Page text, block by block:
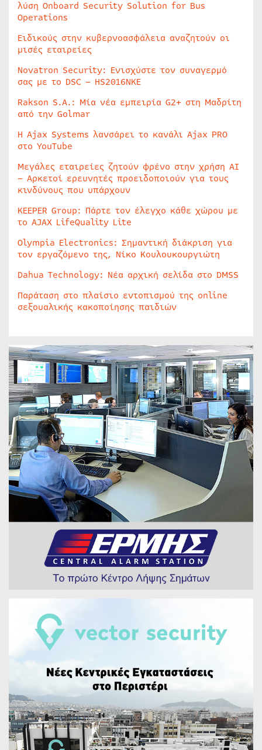
λύση Onboard Security Solution for Bus
Operations
Ειδικούς στην κυβερνοασφάλεια αναζητούν οι
μισές εταιρείες
Novatron Security: Ενισχύστε τον συναγερμό
σας με το DSC – HS2016NKE
Rakson S.A.: Μία νέα εμπειρία G2+ στη Μαδρίτη
από την Golmar
Η Ajax Systems λανσάρει το κανάλι Ajax PRO
στο YouTube
Μεγάλες εταιρείες ζητούν φρένο στην χρήση AI
– Αρκετοί ερευνητές προειδοποιούν για τους
κινδύνους που υπάρχουν
KEEPER Group: Πάρτε τον έλεγχο κάθε χώρου με
το AJAX LifeQuality Lite
Olympia Electronics: Σημαντική διάκριση για
τον εργαζόμενο της, Νίκο Κουλουκουργιώτη
Dahua Technology: Νέα αρχική σελίδα στο DMSS
Παράταση στο πλαίσιο εντοπισμού της online
σεξουαλικής κακοποίησης παιδιών